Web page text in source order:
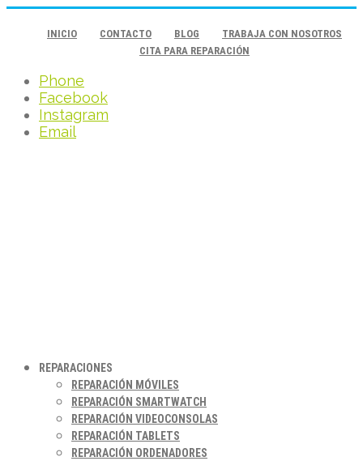
INICIO CONTACTO BLOG
TRABAJA CON NOSOTROS
CITA PARA REPARACIÓN
Phone
Facebook
Instagram
Email
REPARACIONES
REPARACIÓN MÓVILES
REPARACIÓN SMARTWATCH
REPARACIÓN VIDEOCONSOLAS
REPARACIÓN TABLETS
REPARACIÓN ORDENADORES